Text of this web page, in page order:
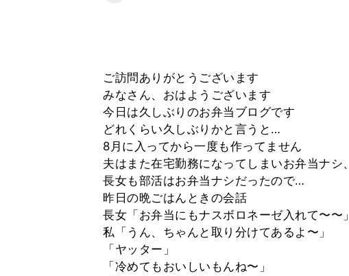
ご訪問ありがとうございます
みなさん、おはようございます
今日は久しぶりのお弁当ブログです
どれくらい久しぶりかと言うと…
8月に入ってから一度も作ってません
夫はまた在宅勤務になってしまいお弁当ナシ、
長女も部活はお弁当ナシだったので…
昨日の晩ごはんときの会話
長女「お弁当にもナスボロネーゼ入れて〜〜」
私「うん、ちゃんと取り分けてあるよ〜」
「ヤッター」
「冷めてもおいしいもんね〜」